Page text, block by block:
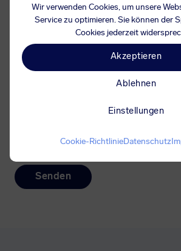
Wir verwenden Cookies, um unsere
Service zu optimieren. Sie können der
Cookies jederzeit
Akzeptieren
Ablehnen
Einstellungen
Cookie-RichtlinieDatenschutz
Zwecke der Kontaktaufnahme
Datenschutzerklärung.